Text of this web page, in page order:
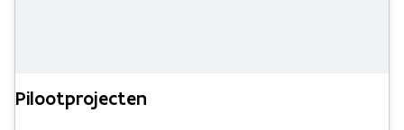
Pilootprojecten